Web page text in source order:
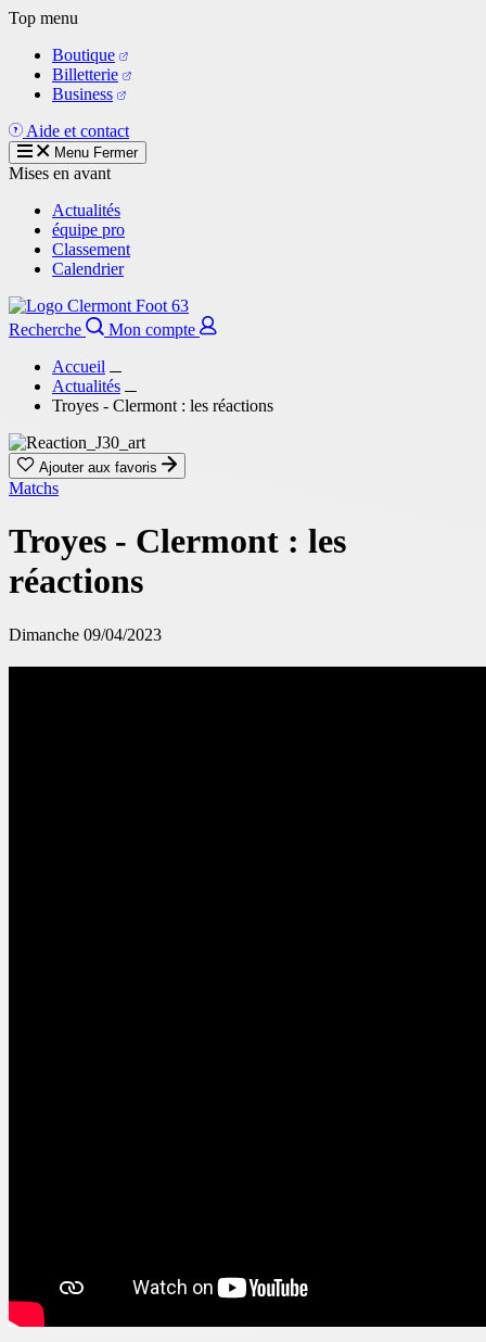
Aller
contenu
principal
Top menu
Boutique
Billetterie
Business
Aide et contact
Menu Fermer
Mises en avant
Actualités
équipe pro
Classement
Calendrier
Recherche
Mon compte
Accueil
Actualités
Troyes - Clermont : les réactions
Ajouter aux favoris
Matchs
Troyes - Clermont : les
réactions
Dimanche 09/04/2023